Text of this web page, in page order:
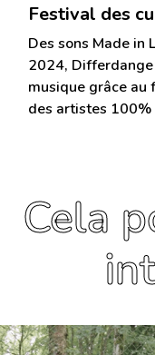
Festival des
Des sons Made in
2024, Differdange
musique grâce au
des artistes
Cela